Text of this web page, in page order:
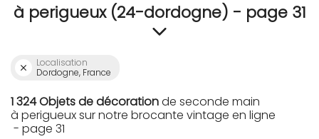
à perigueux (24-dordogne) - page 31
Localisation
Dordogne, France
1 324 Objets de décorationde seconde main
à perigueux sur notre brocante vintage en ligne
- page 31